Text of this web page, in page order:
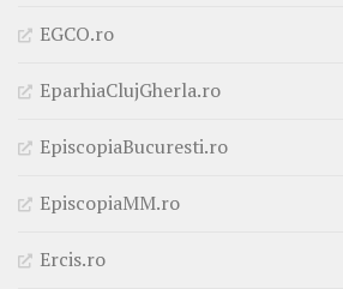
EGCO.ro
EparhiaClujGherla.ro
EpiscopiaBucuresti.ro
EpiscopiaMM.ro
Ercis.ro